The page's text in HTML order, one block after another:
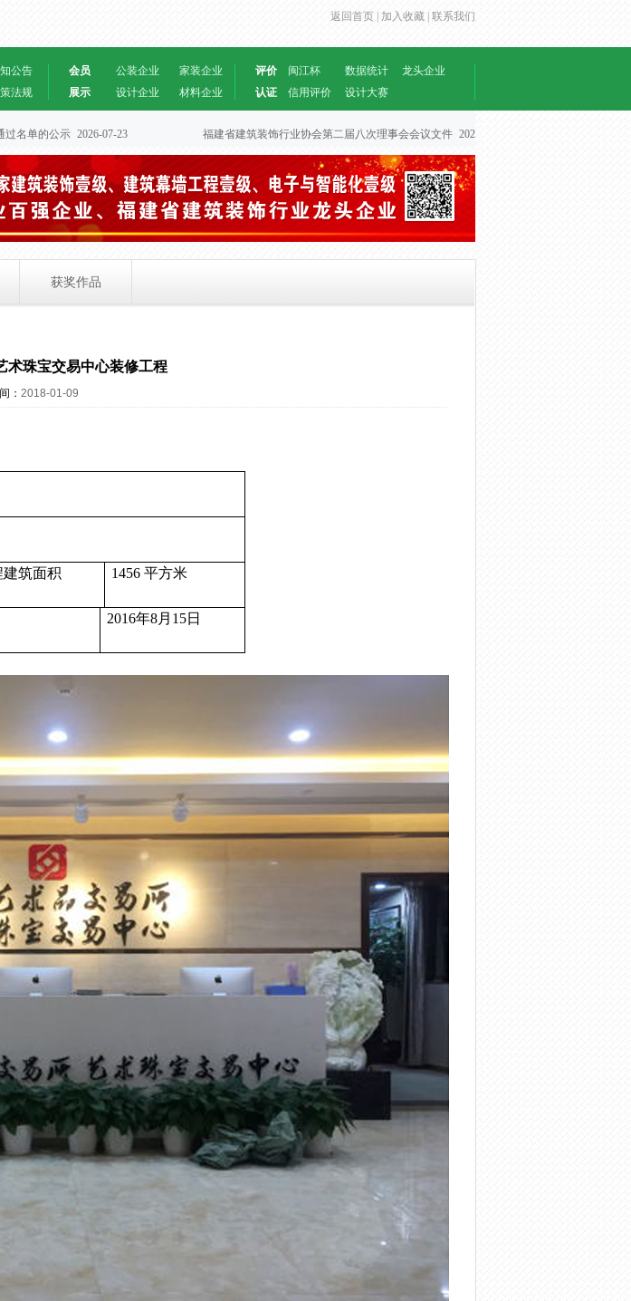
返回首页 | 加入收藏 | 联系我们
公告
法规
会员
展示
公装企业
家装企业
设计企业
材料企业
评价
认证
闽江杯 数据统计
龙头企业
信用评价
设计大赛
公示 2026-07-23 福建省建筑装饰行业协会第二届八次理事会会议文件 2026-06-30
获奖作品
术珠宝交易中心装修工程
： 2018-01-09
筑面积 1456 平方米
2016年8月15日